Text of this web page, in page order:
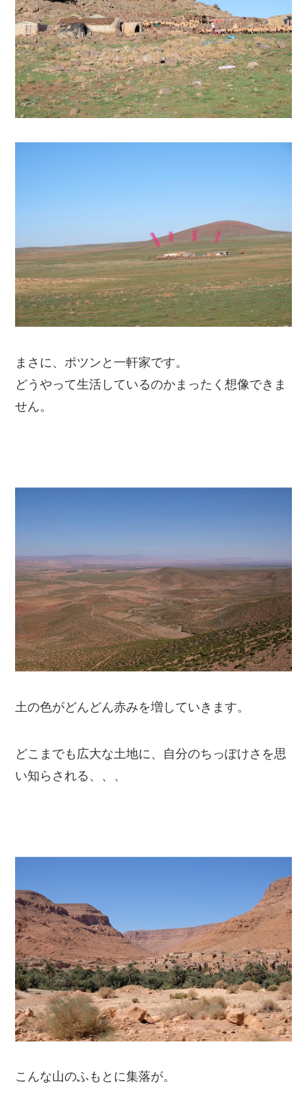
まさに、ポツンと一軒家です。
どうやって生活しているのかまったく想像できま
せん。
土の色がどんどん赤みを増していきます。
どこまでも広大な土地に、自分のちっぽけさを思
い知らされる、、、
こんな山のふもとに集落が。